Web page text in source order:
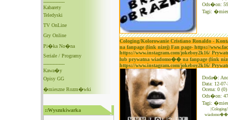
--------------
Kabarety
Teledyski
TV OnLine
Gry Online
Pi�ka No�na
Seriale / Programy
--------------
Kawa�y
Opisy GG
�mieszne Rozm�wki
::Wyszukiwarka
Ods�on:
Tagi:
Cologing/Kolorowanie Cristiano Ronaldo -
na fanpage (link nizej) Fan page- https://
https://www.instagram.com/jokeboy2k16/
lub prywatna wiadomo�� na fanpage (link
https://www.instagram.com/jokeboy2k16/
Doda�:
Data: 12-
Ocena: 0 (0)
Ods�on:
Tagi:
wiadomo��